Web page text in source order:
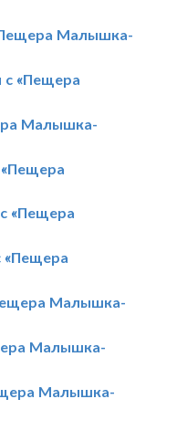
Малышка-
«Пещера
Малышка-
«Пещера
«Пещера
«Пещера
Малышка-
Малышка-
Малышка-